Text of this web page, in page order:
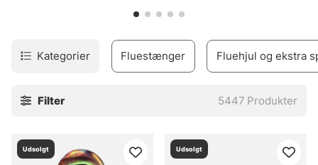
Kategorier Fluestænger Fluehjul og ekstra
Filter 5447 Produkter
Udsolgt Udsolgt